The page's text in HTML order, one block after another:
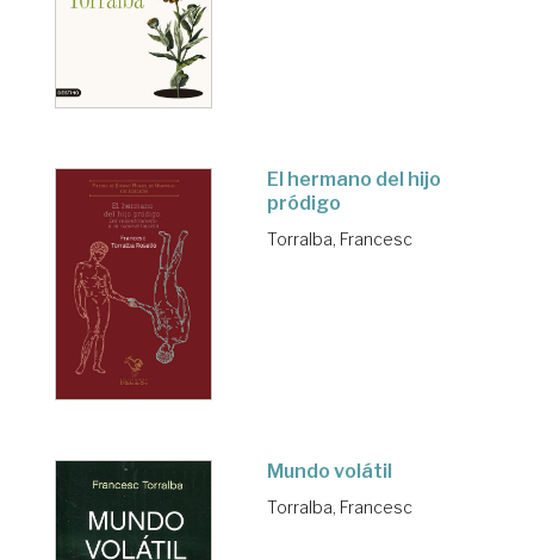
El hermano del hijo
pródigo
Torralba, Francesc
Mundo volátil
Torralba, Francesc